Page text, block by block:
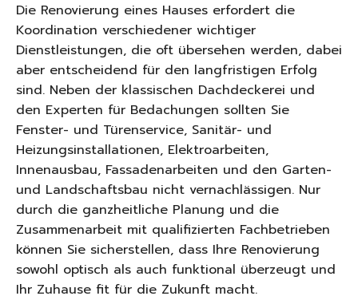
Die Renovierung eines Hauses erfordert die
Koordination verschiedener wichtiger
Dienstleistungen, die oft übersehen werden, dabei
aber entscheidend für den langfristigen Erfolg
sind. Neben der klassischen Dachdeckerei und
den Experten für Bedachungen sollten Sie
Fenster- und Türenservice, Sanitär- und
Heizungsinstallationen, Elektroarbeiten,
Innenausbau, Fassadenarbeiten und den Garten-
und Landschaftsbau nicht vernachlässigen. Nur
durch die ganzheitliche Planung und die
Zusammenarbeit mit qualifizierten Fachbetrieben
können Sie sicherstellen, dass Ihre Renovierung
sowohl optisch als auch funktional überzeugt und
Ihr Zuhause fit für die Zukunft macht.